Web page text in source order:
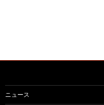
ン
ニュース